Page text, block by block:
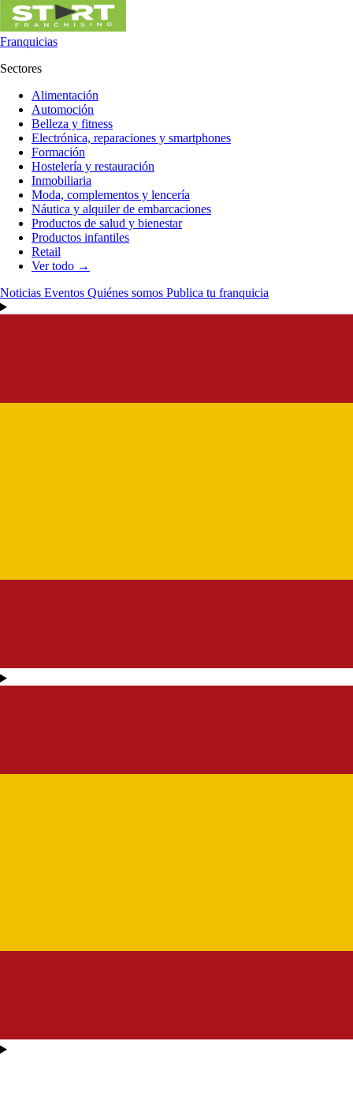
Franquicias
Sectores
Alimentación
Automoción
Belleza y fitness
Electrónica, reparaciones y smartphones
Formación
Hostelería y restauración
Inmobiliaria
Moda, complementos y lencería
Náutica y alquiler de embarcaciones
Productos de salud y bienestar
Productos infantiles
Retail
Ver todo →
Noticias Eventos Quiénes somos Publica tu franquicia